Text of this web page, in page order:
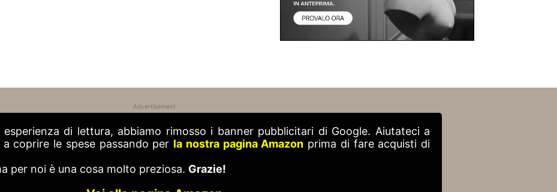
Advertisement
di lettura, abbiamo rimosso i banner pubblicitari di Google. Aiutateci a
coprire le spese passando per la nostra pagina Amazon prima di fare acquisti di
per noi è una cosa molto preziosa. Grazie!